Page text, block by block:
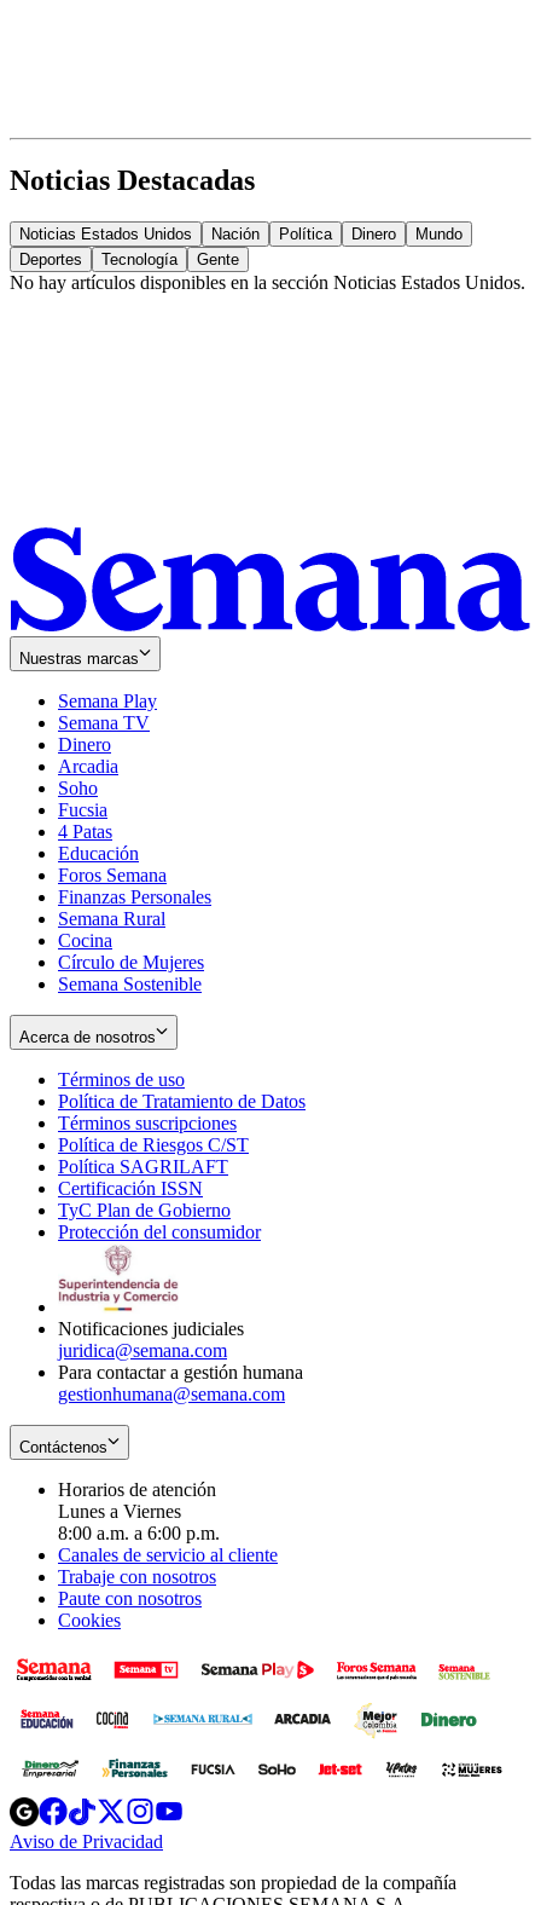
Noticias Destacadas
Noticias Estados Unidos Nación Política Dinero
Mundo
Deportes
Tecnología Gente
No hay artículos disponibles en la sección Noticias Estados Unidos.
Nuestras marcas
Semana Play
Semana TV
Dinero
Arcadia
Soho
in
new
window
Fucsia
in
new
window
4 Patas
Educación
Foros Semana
Finanzas Personales
Semana Rural
Cocina
Círculo de Mujeres
Semana Sostenible
Acerca de nosotros
Términos de uso
in
new
window
Política de Tratamiento de Datos
Términos suscripciones
in
Política de Riesgos C/ST
Política SAGRILAFT
new
window
Certificación ISSN
in
new
TyC Plan de Gobierno
in
Protección del consumidorOpens
Notificaciones judiciales
juridica@semana.com
Para contactar a gestión humana
gestionhumana@semana.com
Contáctenos
Horarios de atención
Lunes a Viernes
8:00 a.m. a 6:00 p.m.
Canales de servicio al cliente
Trabaje con nosotros
Paute con nosotros
Cookies
Opens
in
new
Opens
in
new
Opens
in
new
window
Opens
new
windowwindow
Aviso de Privacidad
new
Todas las marcas registradas son propiedad de la compañía